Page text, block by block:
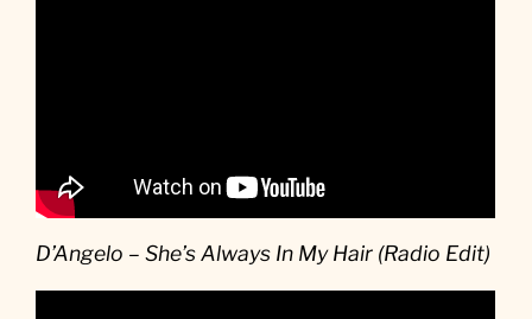
D’Angelo – She’s Always In My Hair (Radio Edit)